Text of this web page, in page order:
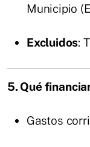
Municipio
Excluidos:
5. Qué
Gastos